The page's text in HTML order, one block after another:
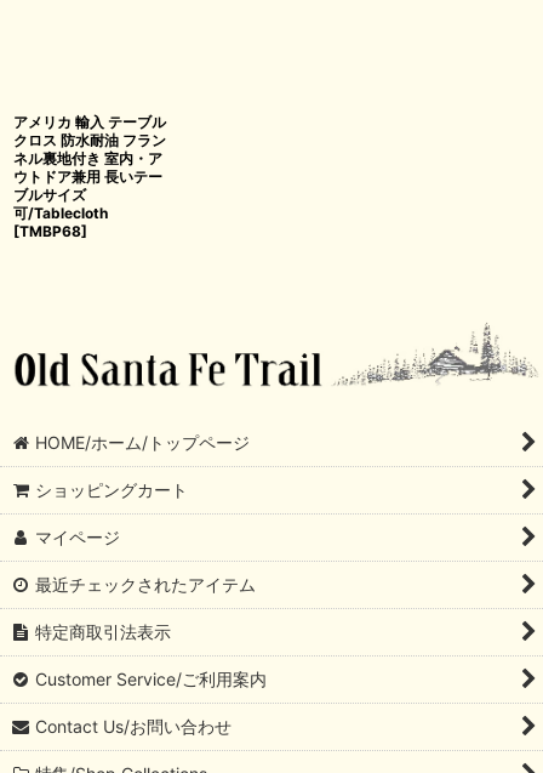
アメリカ 輸入 テーブル
クロス 防水耐油 フラン
ネル裏地付き 室内・ア
ウトドア兼用 長いテー
ブルサイズ
可/Tablecloth
[TMBP68]
HOME/ホーム/トップページ
ショッピングカート
マイページ
最近チェックされたアイテム
特定商取引法表示
Customer Service/ご利用案内
Contact Us/お問い合わせ